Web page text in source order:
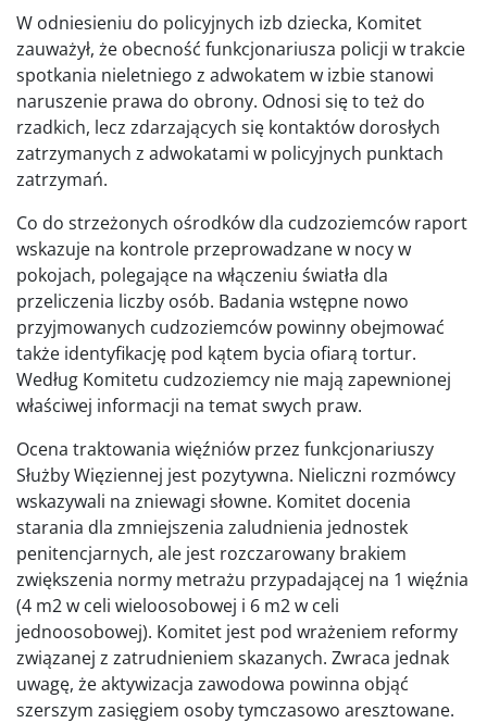
W odniesieniu do policyjnych izb dziecka, Komitet
zauważył, że obecność funkcjonariusza policji w trakcie
spotkania nieletniego z adwokatem w izbie stanowi
naruszenie prawa do obrony. Odnosi się to też do
rzadkich, lecz zdarzających się kontaktów dorosłych
zatrzymanych z adwokatami w policyjnych punktach
zatrzymań.
Co do strzeżonych ośrodków dla cudzoziemców raport
wskazuje na kontrole przeprowadzane w nocy w
pokojach, polegające na włączeniu światła dla
przeliczenia liczby osób. Badania wstępne nowo
przyjmowanych cudzoziemców powinny obejmować
także identyfikację pod kątem bycia ofiarą tortur.
Według Komitetu cudzoziemcy nie mają zapewnionej
właściwej informacji na temat swych praw.
Ocena traktowania więźniów przez funkcjonariuszy
Służby Więziennej jest pozytywna. Nieliczni rozmówcy
wskazywali na zniewagi słowne. Komitet docenia
starania dla zmniejszenia zaludnienia jednostek
penitencjarnych, ale jest rozczarowany brakiem
zwiększenia normy metrażu przypadającej na 1 więźnia
(4 m2 w celi wieloosobowej i 6 m2 w celi
jednoosobowej). Komitet jest pod wrażeniem reformy
związanej z zatrudnieniem skazanych. Zwraca jednak
uwagę, że aktywizacja zawodowa powinna objąć
szerszym zasięgiem osoby tymczasowo aresztowane.